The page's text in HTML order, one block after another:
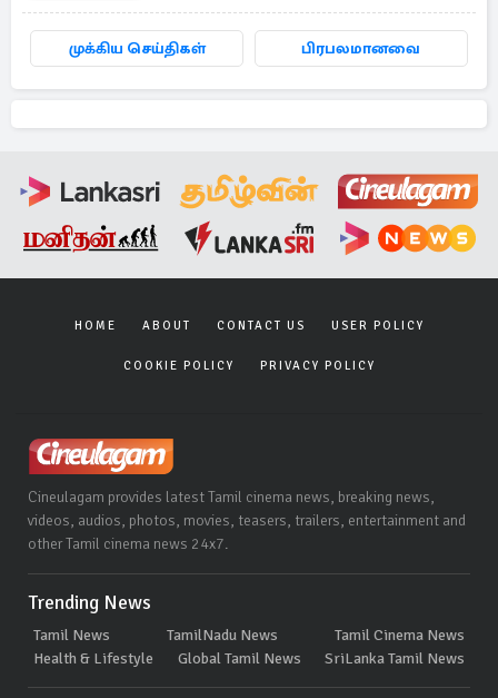
முக்கிய செய்திகள் பிரபலமானவை
HOME ABOUT CONTACT US USER POLICY
COOKIE POLICY PRIVACY POLICY
Cineulagam provides latest Tamil cinema news, breaking news,
videos, audios, photos, movies, teasers, trailers, entertainment and
other Tamil cinema news 24x7.
Trending News
Tamil News TamilNadu News
Tamil Cinema News
Health & Lifestyle
Global Tamil News SriLanka Tamil News